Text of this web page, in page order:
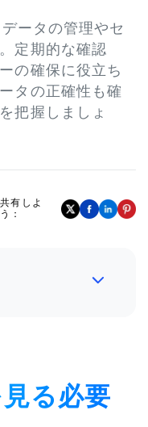
ータの管理やセ
定期的な確認
の確保に役立ち
タの正確性も確
把握しましょ
共有しよ
う：
る必要